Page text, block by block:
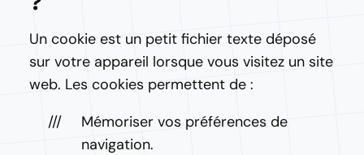
Un cookie est un petit fichier texte déposé
sur votre appareil lorsque vous visitez un site
web. Les cookies permettent de :
Mémoriser vos préférences de
navigation.